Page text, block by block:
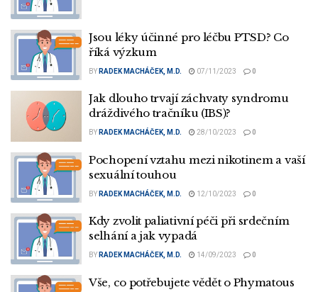
Jsou léky účinné pro léčbu PTSD? Co
říká výzkum
BY RADEK MACHÁČEK, M.D. 07/11/2023 0
Jak dlouho trvají záchvaty syndromu
dráždivého tračníku (IBS)?
BY RADEK MACHÁČEK, M.D. 28/10/2023 0
Pochopení vztahu mezi nikotinem a vaší
sexuální touhou
BY RADEK MACHÁČEK, M.D. 12/10/2023 0
Kdy zvolit paliativní péči při srdečním
selhání a jak vypadá
BY RADEK MACHÁČEK, M.D. 14/09/2023 0
Vše, co potřebujete vědět o Phymatous